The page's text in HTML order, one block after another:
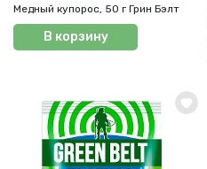
Медный купорос, 50 г Грин Бэлт
В корзину